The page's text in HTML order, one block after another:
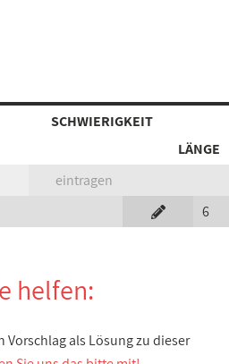
SCHWIERIGKEIT
LÄNGE
eintragen
6
helfen:
Vorschlag als Lösung zu dieser